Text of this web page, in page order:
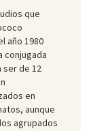
que
año 1980
conjugada
ser de 12
en
aunque
agrupados